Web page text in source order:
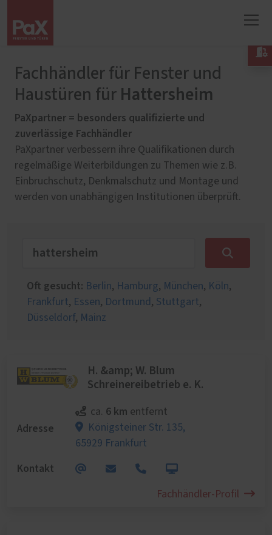
Fachhändler für Fenster und
Haustüren für Hattersheim
PaXpartner = besonders qualifizierte und
zuverlässige Fachhändler
PaXpartner verbessern ihre Qualifikationen durch
regelmäßige Weiterbildungen zu Themen wie z.B.
Einbruchschutz, Denkmalschutz und Montage und
werden von unabhängigen Institutionen überprüft.
Oft gesucht: Berlin, Hamburg, München, Köln,
Frankfurt, Essen, Dortmund , Stuttgart,
Düsseldorf, Mainz
H. &amp; W. Blum
Schreinereibetrieb e. K.
Adresse
ca. 6 km entfernt
Königsteiner Str. 135,
65929 Frankfurt
Kontakt
Fachhändler-Profil
